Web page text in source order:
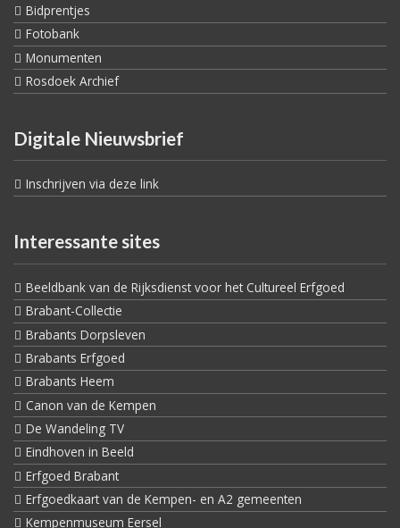
Bidprentjes
Fotobank
Monumenten
Rosdoek Archief
Digitale Nieuwsbrief
Inschrijven via deze link
Interessante sites
Beeldbank van de Rijksdienst voor het Cultureel Erfgoed
Brabant-Collectie
Brabants Dorpsleven
Brabants Erfgoed
Brabants Heem
Canon van de Kempen
De Wandeling TV
Eindhoven in Beeld
Erfgoed Brabant
Erfgoedkaart van de Kempen- en A2 gemeenten
Kempenmuseum Eersel